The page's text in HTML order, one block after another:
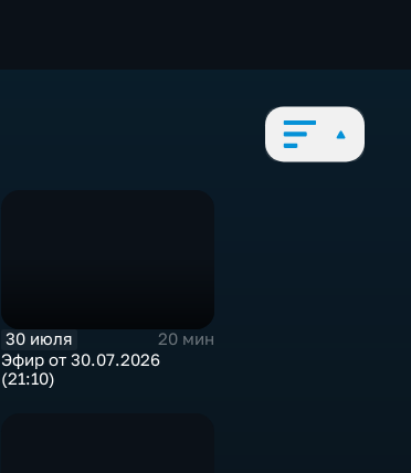
30 июля
20 мин
Эфир от 30.07.2026
(21:10)